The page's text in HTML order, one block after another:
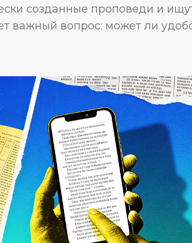
созданные проповеди и
важный вопрос: может ли